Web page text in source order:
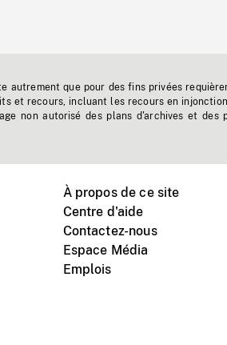
autrement que pour des fins privées
et recours, incluant les recours en
non autorisé des plans d'archives et des
À propos de ce site
Centre d'aide
Contactez-nous
Espace Média
Emplois